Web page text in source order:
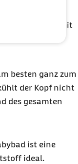
reinigen, damit
besten ganz zum
der Kopf nicht
des gesamten
ist eine
ideal.